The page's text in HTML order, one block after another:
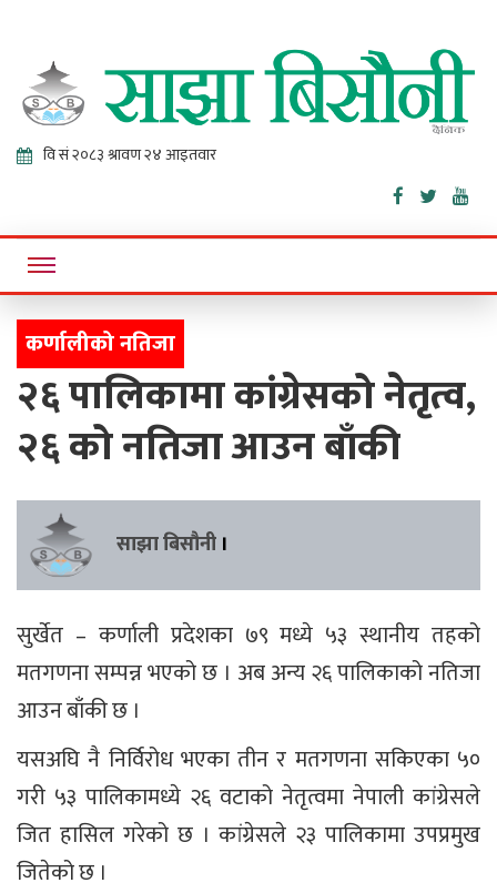
Sajha
Bisaunee
Online News Portal
कर्णालीको नतिजा
२६ पालिकामा कांग्रेसको नेतृत्व,
२६ को नतिजा आउन बाँकी
साझा बिसौनी ।
सुर्खेत – कर्णाली प्रदेशका ७९ मध्ये ५३ स्थानीय तहको
मतगणना सम्पन्न भएको छ । अब अन्य २६ पालिकाको नतिजा
आउन बाँकी छ ।
यसअघि नै निर्विरोध भएका तीन र मतगणना सकिएका ५०
गरी ५३ पालिकामध्ये २६ वटाको नेतृत्वमा नेपाली कांग्रेसले
जित हासिल गरेको छ । कांग्रेसले २३ पालिकामा उपप्रमुख
जितेको छ ।